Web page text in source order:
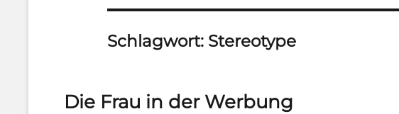
Schlagwort: Stereotype
Die Frau in der Werbung